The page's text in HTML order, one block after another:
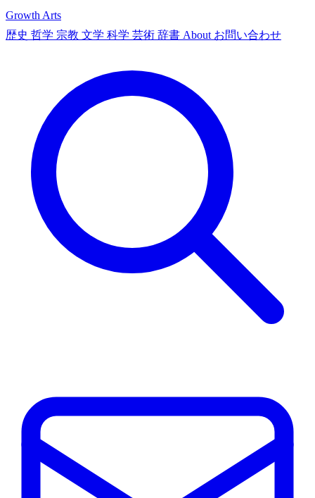
Growth Arts
歴史 哲学 宗教 文学 科学 芸術 辞書 About お問い合わせ